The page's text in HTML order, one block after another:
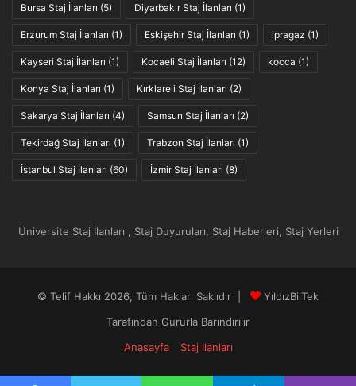
Bursa Staj İlanları (5) Diyarbakır Staj İlanları (1)
Erzurum Staj İlanları (1) Eskişehir Staj İlanları (1) ipragaz (1)
Kayseri Staj İlanları (1) Kocaeli Staj İlanları (12) kocca (1)
Konya Staj İlanları (1) Kırklareli Staj İlanları (2)
Sakarya Staj İlanları (4) Samsun Staj İlanları (2)
Tekirdağ Staj İlanları (1) Trabzon Staj İlanları (1)
İstanbul Staj İlanları (60) İzmir Staj İlanları (8)
Üniversite Staj İlanları , Staj Duyuruları, Staj Haberleri, Staj Yerleri
© Telif Hakkı 2026, Tüm Hakları Saklıdır |
YıldızBilTek
Tarafından Gururla Barındırılır
Anasayfa
Staj İlanları